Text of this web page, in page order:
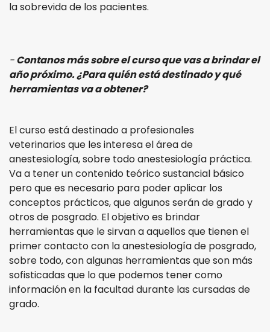
la sobrevida de los pacientes.
-Contanos más sobre el curso que vas a brindar el
año próximo. ¿Para quién está destinado y qué
herramientas va a obtener?
El curso está destinado a profesionales
veterinarios que les interesa el área de
anestesiología, sobre todo anestesiología práctica.
Va a tener un contenido teórico sustancial básico
pero que es necesario para poder aplicar los
conceptos prácticos, que algunos serán de grado y
otros de posgrado. El objetivo es brindar
herramientas que le sirvan a aquellos que tienen el
primer contacto con la anestesiología de posgrado,
sobre todo, con algunas herramientas que son más
sofisticadas que lo que podemos tener como
información en la facultad durante las cursadas de
grado.